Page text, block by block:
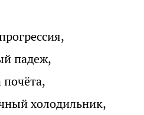
падеж,
почёта,
холодильник,